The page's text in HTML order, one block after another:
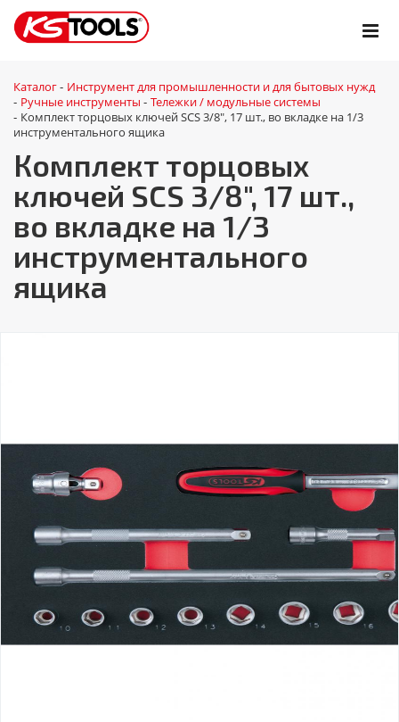
Каталог - Инструмент для промышленности и для бытовых нужд
- Ручные инструменты - Тележки / модульные системы
- Комплект торцовых ключей SCS 3/8", 17 шт., во вкладке на 1/3
инструментального ящика
Комплект торцовых
ключей SCS 3/8", 17 шт.,
во вкладке на 1/3
инструментального
ящика